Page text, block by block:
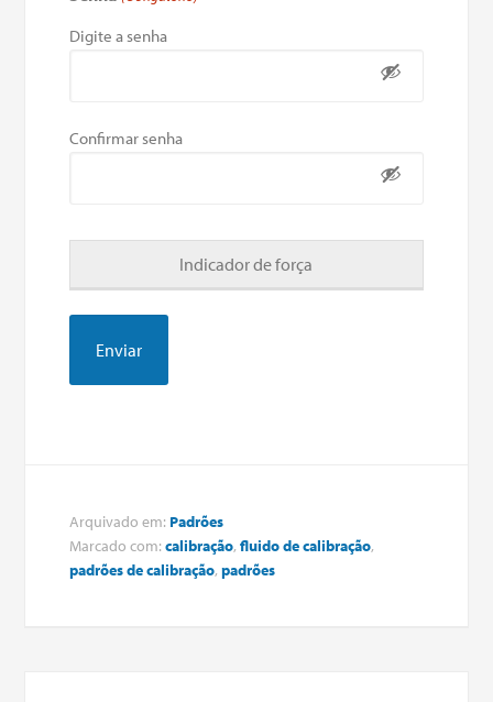
Digite a senha
Confirmar senha
Indicador de força
Arquivado em: Padrões
Marcado com:calibração,fluido de calibração,
padrões de calibração,padrões